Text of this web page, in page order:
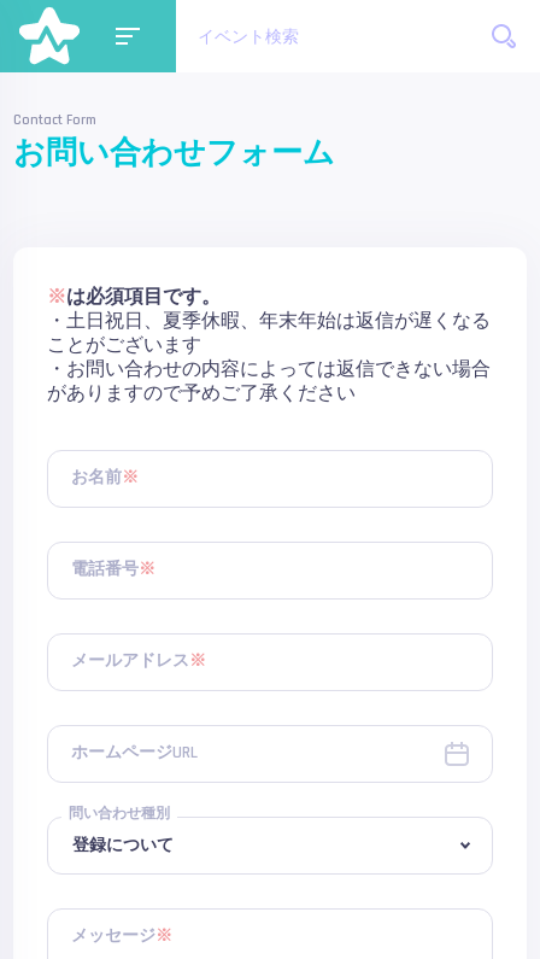
Contact Form
お問い合わせフォーム
※は必須項目です。
・土日祝日、夏季休暇、年末年始は返信が遅くなる
ことがございます
・お問い合わせの内容によっては返信できない場合
がありますので予めご了承ください
お名前※
電話番号※
メールアドレス※
ホームページURL
問い合わせ種別
メッセージ※